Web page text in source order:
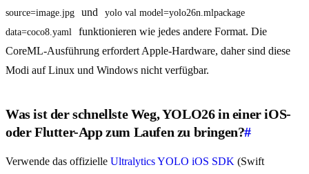
source=image.jpg
und
yolo val model=yolo26n.mlpackage
data=coco8.yaml
funktionieren wie jedes andere Format. Die
CoreML-Ausführung erfordert Apple-Hardware, daher sind diese
Modi auf Linux und Windows nicht verfügbar.
Was ist der schnellste Weg, YOLO26 in einer iOS-
oder Flutter-App zum Laufen zu bringen?#
Verwende das offizielle Ultralytics YOLO iOS SDK (Swift